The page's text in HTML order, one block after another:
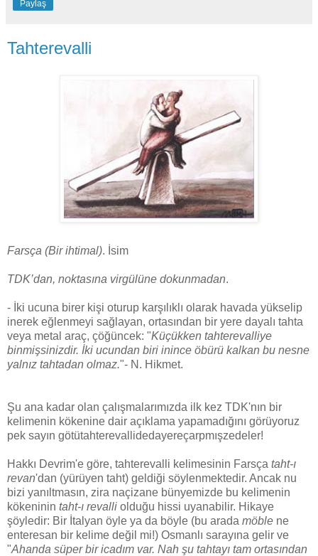
Paylaş
Tahterevalli
Farsça (Bir ihtimal). İsim
TDK’dan, noktasına virgülüne dokunmadan.
- İki ucuna birer kişi oturup karşılıklı olarak havada yükselip
inerek eğlenmeyi sağlayan, ortasından bir yere dayalı tahta
veya metal araç, çöğüncek: "Küçükken tahterevalliye
binmişsinizdir. İki ucundan biri inince öbürü kalkan bu nesne
yalnız tahtadan olmaz."- N. Hikmet.
Şu ana kadar olan çalışmalarımızda ilk kez TDK'nın bir
kelimenin kökenine dair açıklama yapamadığını görüyoruz
pek sayın götütahterevallidedayereçarpmışzedeler!
Hakkı Devrim'e göre, tahterevalli kelimesinin Farsça taht-ı
revan'dan (yürüyen taht) geldiği söylenmektedir. Ancak nu
bizi yanıltmasın, zira naçizane bünyemizde bu kelimenin
kökeninin taht-ı revalli olduğu hissi uyanabilir. Hikaye
şöyledir: Bir İtalyan öyle ya da böyle (bu arada möble ne
enteresan bir kelime değil mi!) Osmanlı sarayına gelir ve
"Ahanda süper bir icadım var. Nah şu tahtayı tam ortasından